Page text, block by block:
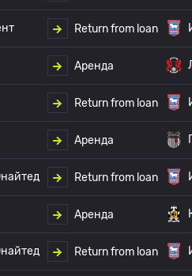
Return from loan
Аренда
Return from loan
Аренда
Return from loan
Аренда
Return from loan